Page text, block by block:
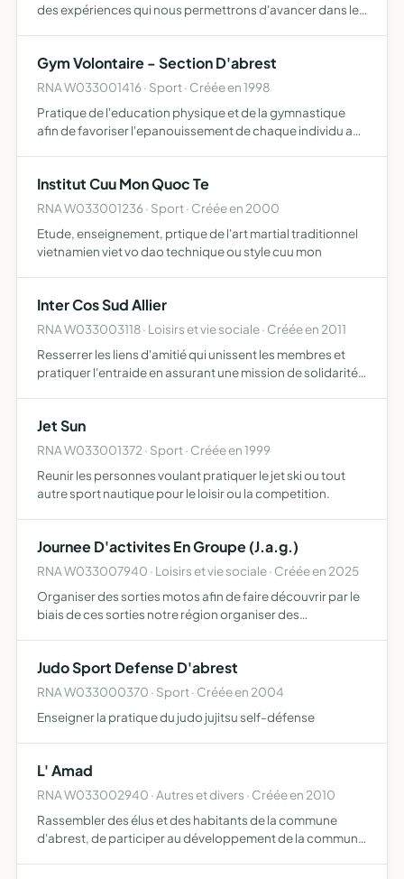
des expériences qui nous permettrons d'avancer dans les
en o…
Gym Volontaire - Section D'abrest
RNA W033001416 · Sport · Créée en 1998
Pratique de l'education physique et de la gymnastique
afin de favoriser l'epanouissement de chaque individu a
Institut Cuu Mon Quoc Te
RNA W033001236 · Sport · Créée en 2000
Etude, enseignement, prtique de l'art martial traditionnel
vietnamien viet vo dao technique ou style cuu mon
Inter Cos Sud Allier
RNA W033003118 · Loisirs et vie sociale · Créée en 2011
Resserrer les liens d'amitié qui unissent les membres et
pratiquer l'entraide en assurant une mission de solidarité
Jet Sun
RNA W033001372 · Sport · Créée en 1999
Reunir les personnes voulant pratiquer le jet ski ou tout
autre sport nautique pour le loisir ou la competition.
Journee D'activites En Groupe (J.a.g.)
RNA W033007940 · Loisirs et vie sociale · Créée en 2025
Organiser des sorties motos afin de faire découvrir par le
biais de ces sorties notre région organiser des
Judo Sport Defense D'abrest
RNA W033000370 · Sport · Créée en 2004
Enseigner la pratique du judo jujitsu self-défense
L' Amad
RNA W033002940 · Autres et divers · Créée en 2010
Rassembler des élus et des habitants de la commune
d'abrest, de participer au développement de la commune